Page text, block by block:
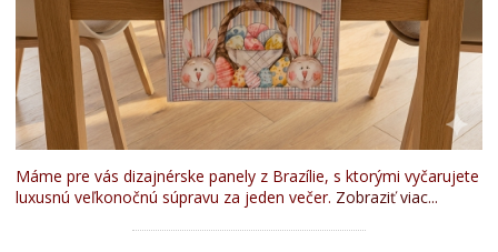
Máme pre vás dizajnérske panely z Brazílie, s ktorými vyčarujete
luxusnú veľkonočnú súpravu za jeden večer. Zobraziť viac...